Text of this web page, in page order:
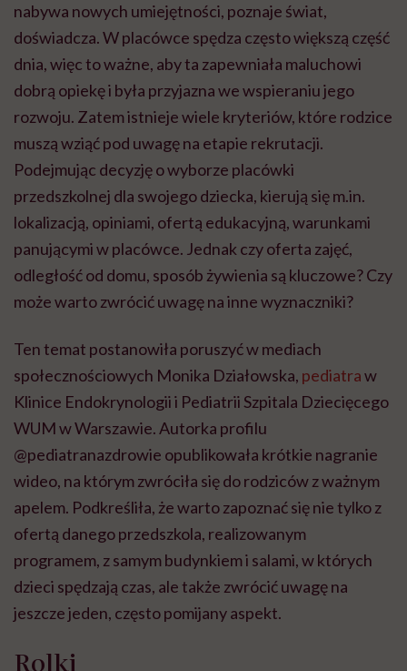
nabywa nowych umiejętności, poznaje świat,
doświadcza. W placówce spędza często większą część
dnia, więc to ważne, aby ta zapewniała maluchowi
dobrą opiekę i była przyjazna we wspieraniu jego
rozwoju. Zatem istnieje wiele kryteriów, które rodzice
muszą wziąć pod uwagę na etapie rekrutacji.
Podejmując decyzję o wyborze placówki
przedszkolnej dla swojego dziecka, kierują się m.in.
lokalizacją, opiniami, ofertą edukacyjną, warunkami
panującymi w placówce. Jednak czy oferta zajęć,
odległość od domu, sposób żywienia są kluczowe? Czy
może warto zwrócić uwagę na inne wyznaczniki?
Ten temat postanowiła poruszyć w mediach
społecznościowych Monika Działowska, pediatraw
Klinice Endokrynologii i Pediatrii Szpitala Dziecięcego
WUM w Warszawie. Autorka profilu
@pediatranazdrowie opublikowała krótkie nagranie
wideo, na którym zwróciła się do rodziców z ważnym
apelem. Podkreśliła, że warto zapoznać się nie tylko z
ofertą danego przedszkola, realizowanym
programem, z samym budynkiem i salami, w których
dzieci spędzają czas, ale także zwrócić uwagę na
jeszcze jeden, często pomijany aspekt.
Rolki